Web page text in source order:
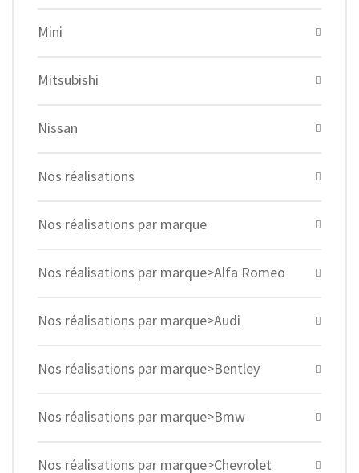
Mini
Mitsubishi
Nissan
Nos réalisations
Nos réalisations par marque
Nos réalisations par marque>Alfa Romeo
Nos réalisations par marque>Audi
Nos réalisations par marque>Bentley
Nos réalisations par marque>Bmw
Nos réalisations par marque>Chevrolet